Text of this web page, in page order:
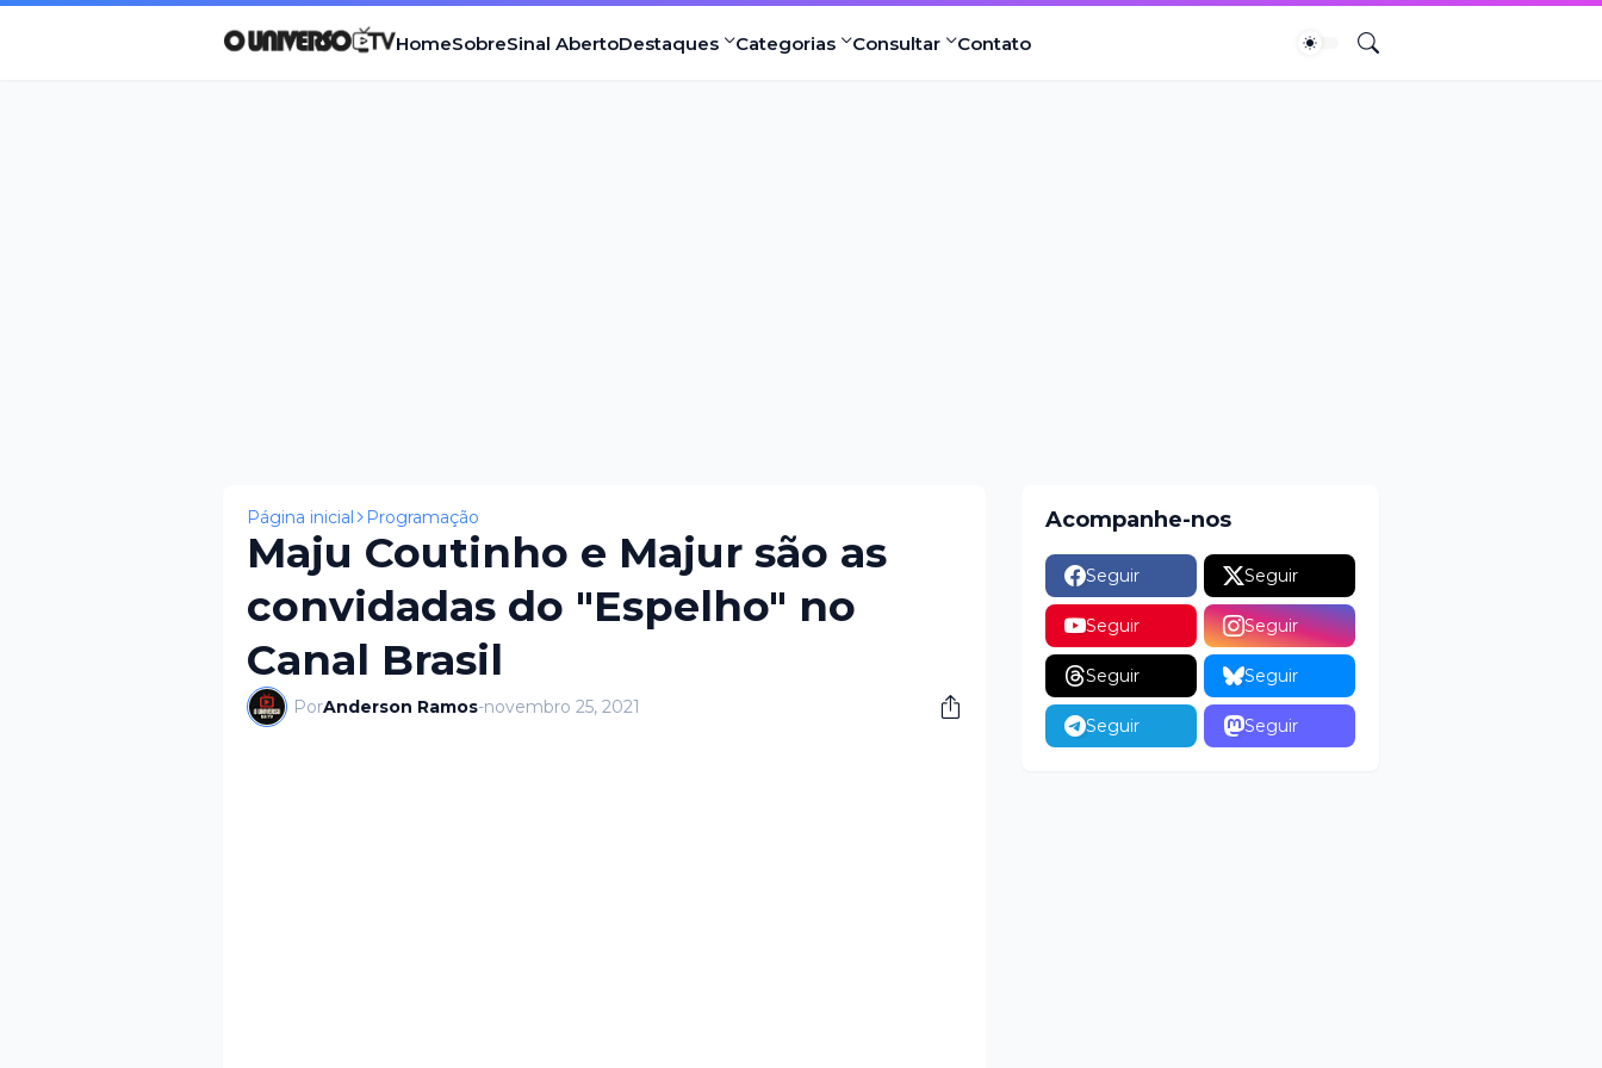
HomeSobreSinal AbertoDestaques Categorias Consultar Contato
Página inicial Programação
Maju Coutinho e Majur são as
convidadas do "Espelho" no
Canal Brasil
PorAnderson Ramos-novembro 25, 2021
Acompanhe-nos
Seguir Seguir
Seguir Seguir
Seguir Seguir
Seguir Seguir